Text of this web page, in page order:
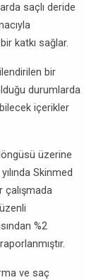
saçlı deride
katkı sağlar.
bir
durumlarda
içerikler
üzerine
Skinmed
çalışmada
%2
ve saç